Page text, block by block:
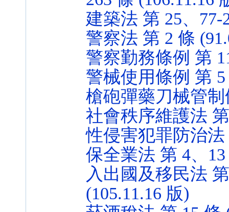
建築法 第 25、77-
警察法 第 2 條
警察勤務條例 第
警械使用條例 第 5
槍砲彈藥刀械管制
社會秩序維護法
性侵害犯罪防治法
保全業法 第 4、
入出國及移民法
(105.11.16 版)